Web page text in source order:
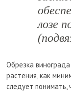
лозе
Обрезка
растения, как
следует понимать,